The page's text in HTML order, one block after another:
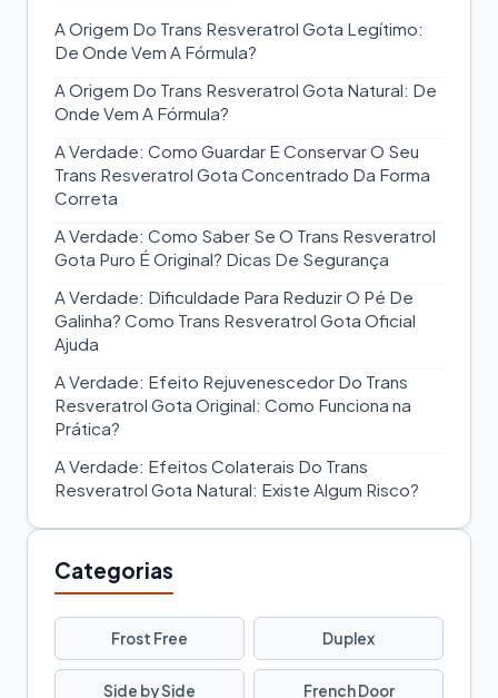
A Origem Do Trans Resveratrol Gota Legítimo:
De Onde Vem A Fórmula?
A Origem Do Trans Resveratrol Gota Natural: De
Onde Vem A Fórmula?
A Verdade: Como Guardar E Conservar O Seu
Trans Resveratrol Gota Concentrado Da Forma
Correta
A Verdade: Como Saber Se O Trans Resveratrol
Gota Puro É Original? Dicas De Segurança
A Verdade: Dificuldade Para Reduzir O Pé De
Galinha? Como Trans Resveratrol Gota Oficial
Ajuda
A Verdade: Efeito Rejuvenescedor Do Trans
Resveratrol Gota Original: Como Funciona na
Prática?
A Verdade: Efeitos Colaterais Do Trans
Resveratrol Gota Natural: Existe Algum Risco?
Categorias
Frost Free Duplex
Side by Side French Door